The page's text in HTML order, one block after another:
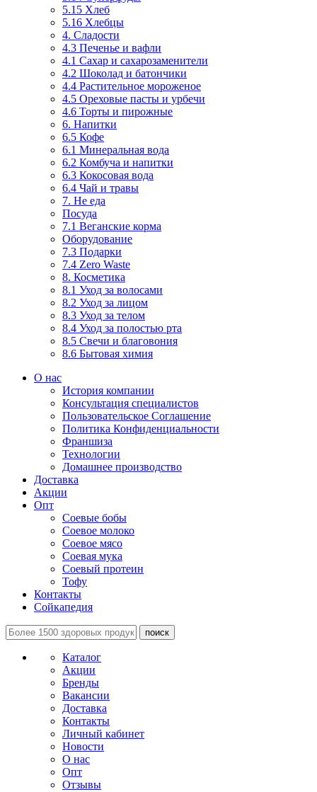
5.15 Хлеб
5.16 Хлебцы
4. Сладости
4.3 Печенье и вафли
4.1 Сахар и сахарозаменители
4.2 Шоколад и батончики
4.4 Растительное мороженое
4.5 Ореховые пасты и урбечи
4.6 Торты и пирожные
6. Напитки
6.5 Кофе
6.1 Минеральная вода
6.2 Комбуча и напитки
6.3 Кокосовая вода
6.4 Чай и травы
7. Не еда
Посуда
7.1 Веганские корма
Оборудование
7.3 Подарки
7.4 Zero Waste
8. Косметика
8.1 Уход за волосами
8.2 Уход за лицом
8.3 Уход за телом
8.4 Уход за полостью рта
8.5 Свечи и благовония
8.6 Бытовая химия
О нас
История компании
Консультация специалистов
Пользовательское Соглашение
Политика Конфиденциальности
Франшиза
Технологии
Домашнее производство
Доставка
Акции
Опт
Соевые бобы
Соевое молоко
Соевое мясо
Соевая мука
Соевый протеин
Тофу
Контакты
Сойкапедия
поиск
Каталог
Акции
Бренды
Вакансии
Доставка
Контакты
Личный кабинет
Новости
О нас
Опт
Отзывы